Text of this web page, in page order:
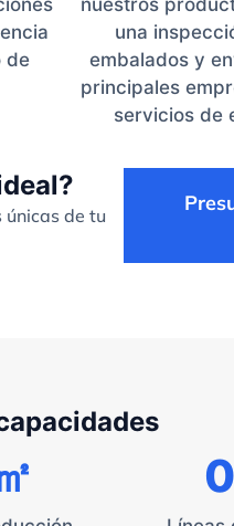
de
nuestros
una
embalados y
principales
servicios de
de tu
0